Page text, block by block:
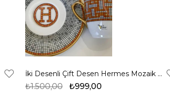
İki Desenli Çift Desen Hermes Mozaik 2li Lüx Kahve Fincanı
₺999,00
₺1.500,00